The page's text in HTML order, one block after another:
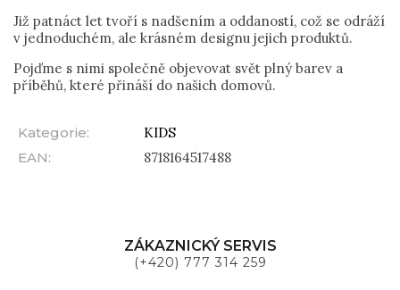
Již patnáct let tvoří s nadšením a oddaností, což se odráží
v jednoduchém, ale krásném designu jejich produktů.
Pojďme s nimi společně objevovat svět plný barev a
příběhů, které přináší do našich domovů.
Kategorie:
KIDS
EAN: 8718164517488
ZÁKAZNICKÝ SERVIS
(+420) 777 314 259